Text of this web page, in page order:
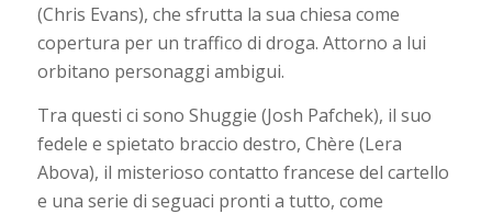
(Chris Evans), che sfrutta la sua chiesa come
copertura per un traffico di droga. Attorno a lui
orbitano personaggi ambigui.
Tra questi ci sono Shuggie (Josh Pafchek), il suo
fedele e spietato braccio destro, Chère (Lera
Abova), il misterioso contatto francese del cartello
e una serie di seguaci pronti a tutto, come